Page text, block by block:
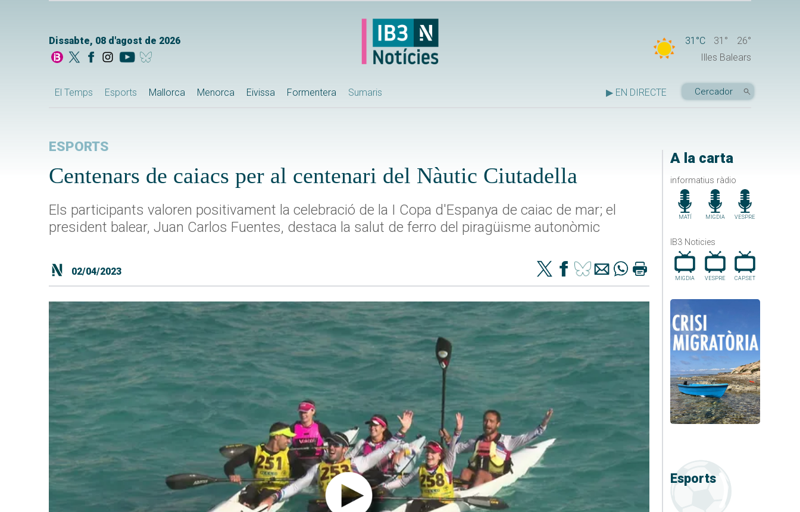
Dissabte, 08 d'agost de 2026 31°C 31°
26°
Illes Balears
El Temps Esports Mallorca Menorca Eivissa Formentera Sumaris ▶ EN DIRECTE
A la carta
informatius ràdio
MATÍ MIGDIA VESPRE
IB3 Noticies
MIGDIA VESPRE CAP.SET
Esports
ESPORTS
Centenars de caiacs per al centenari del Nàutic Ciutadella
Els participants valoren positivament la celebració de la I Copa d'Espanya de caiac de mar; el
president balear, Juan Carlos Fuentes, destaca la salut de ferro del piragüisme autonòmic
02/04/2023